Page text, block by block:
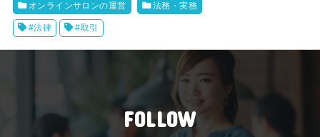
オンラインサロンの運営 法務・実務
#法律 #取引
FOLLOW